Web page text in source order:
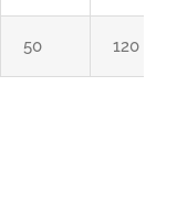
50 120